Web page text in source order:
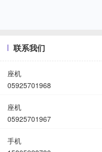
联系我们
座机
05925701968
座机
05925701967
手机